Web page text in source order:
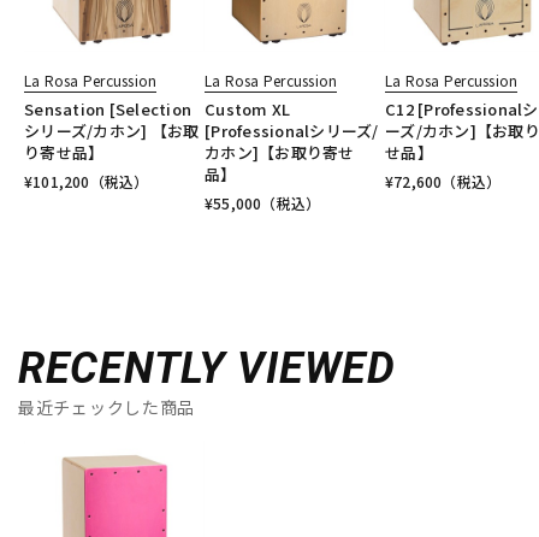
La Rosa Percussion
Sensation [Selection
シリーズ/カホン] 【お取
り寄せ品】
¥101,200 （税込）
La Rosa Percussion
Custom XL
[Professionalシリーズ/
カホン]【お取り寄せ
品】
¥55,000 （税込）
La Rosa Percussion
C12 [Professional
ーズ/カホン]【お取
せ品】
¥72,600 （税込）
RECENTLY VIEWED
最近チェックした商品